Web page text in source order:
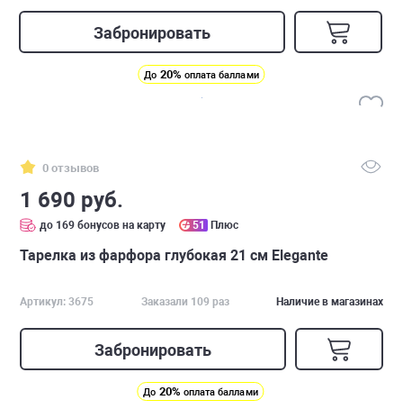
Забронировать
До 20% оплата баллами
0 отзывов
1 690 руб.
до 169 бонусов на карту 51 Плюс
Тарелка из фарфора глубокая 21 см Elegante
Артикул: 3675 Заказали 109 раз Наличие в магазинах
Забронировать
До 20% оплата баллами